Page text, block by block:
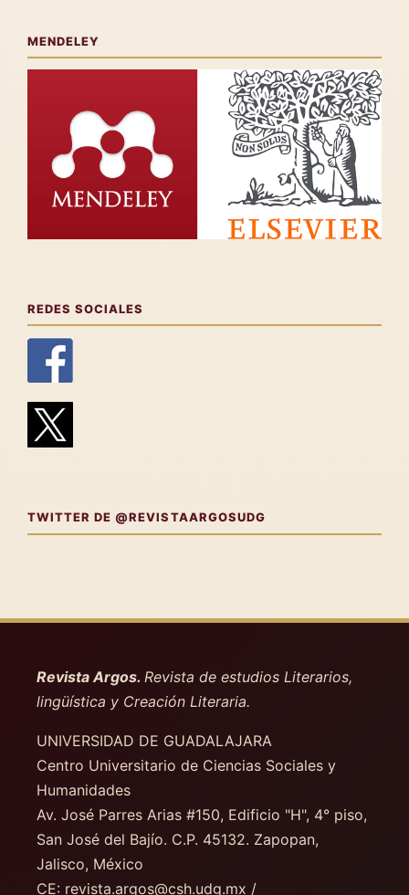
MENDELEY
REDES SOCIALES
TWITTER DE @REVISTAARGOSUDG
Revista Argos. Revista de estudios Literarios,
lingüística y Creación Literaria.
UNIVERSIDAD DE GUADALAJARA
Centro Universitario de Ciencias Sociales y
Humanidades
Av. José Parres Arias #150, Edificio "H", 4° piso,
San José del Bajío. C.P. 45132. Zapopan,
Jalisco, México
CE: revista.argos@csh.udg.mx /